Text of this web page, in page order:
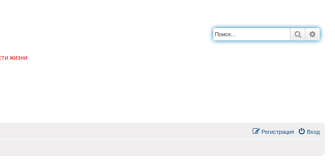
жизни
Поиск
Вход
Регистрация